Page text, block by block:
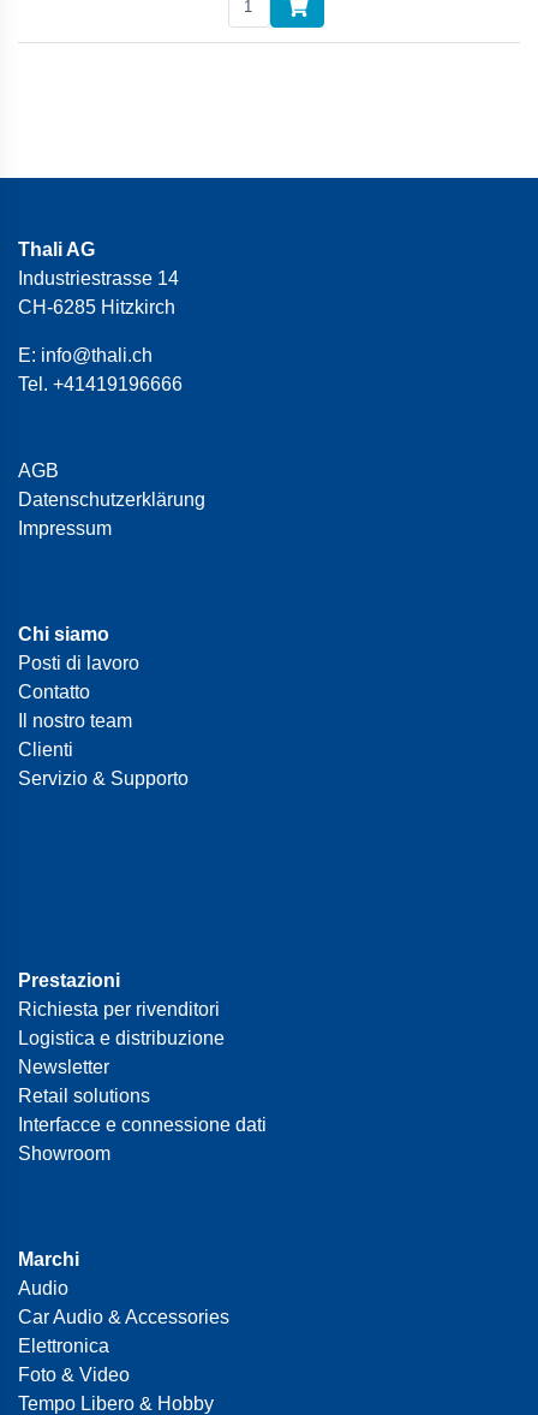
Thali AG
Industriestrasse 14
CH-6285 Hitzkirch
E: info@thali.ch
Tel. +41419196666
AGB
Datenschutzerklärung
Impressum
Chi siamo
Posti di lavoro
Contatto
Il nostro team
Clienti
Servizio & Supporto
Prestazioni
Richiesta per rivenditori
Logistica e distribuzione
Newsletter
Retail solutions
Interfacce e connessione dati
Showroom
Marchi
Audio
Car Audio & Accessories
Elettronica
Foto & Video
Tempo Libero & Hobby